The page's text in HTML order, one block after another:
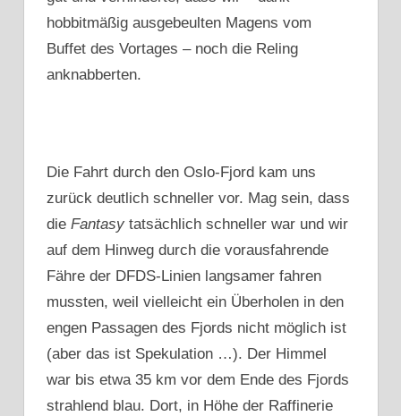
hobbitmäßig ausgebeulten Magens vom
Buffet des Vortages – noch die Reling
anknabberten.
Die Fahrt durch den Oslo-Fjord kam uns
zurück deutlich schneller vor. Mag sein, dass
die Fantasy tatsächlich schneller war und wir
auf dem Hinweg durch die vorausfahrende
Fähre der DFDS-Linien langsamer fahren
mussten, weil vielleicht ein Überholen in den
engen Passagen des Fjords nicht möglich ist
(aber das ist Spekulation …). Der Himmel
war bis etwa 35 km vor dem Ende des Fjords
strahlend blau. Dort, in Höhe der Raffinerie